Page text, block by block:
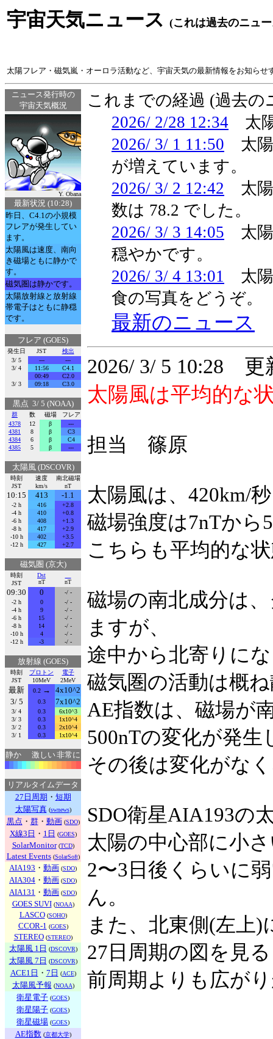
宇宙天気ニュース (これは過去のニュ
太陽フレア・磁気嵐・オーロラ活動など、宇宙天気の最新情報をお知らせ
ニュース発行時の
宇宙天気概況
Y. Obana
最新状況 (10:28)
昨日、C4.1の小規模
フレアが発生してい
ます。
太陽風は速度、南向
き磁場ともに静かで
す。
磁気圏は静かです。
太陽放射線と放射線
帯電子はともに静穏
です。
フレア (GOES)
発生日 JST
検出
3/ 5
---
---
3/ 4
11:56
C4.1
00:49
C2.0
3/ 3
09:18 C3.0
黒点 3/ 5 (NOAA)
群 数 磁場
フレア
4378
12 β
---
4381
8 β
C3
4384
6 β
C4
4385
5 β ---
太陽風 (DSCOVR)
時刻
JST
速度
km/s
南北磁場
nT
10:15 413 -1.1
-2 h 416
+2.8
-4 h
410
+0.8
-6 h
408
+1.3
-8 h
417
+2.9
-10 h
402
+3.5
-12 h
427 +2.7
磁気圏 (京大)
時刻
JST
Dst
nT
nT
09:30 0
-/ -
-2 h
0
-/ -
-4 h
9
-/ -
-6 h
15
-/ -
-8 h
14
-/ -
-10 h
4
-/ -
-12 h
-3 -/ -
放射線 (GOES)
時刻
JST
プロトン
10MeV
電子
2MeV
最新 0.2→
4x10^2
3/ 5
0.3 7x10^2
3/ 4 0.3
6x10^3
3/ 3
0.3
1x10^4
3/ 2
0.3
2x10^4
3/ 1
0.3 1x10^4
静か 激しい非常に
リアルタイムデータ
27日周期 ・ 短期
太陽写真(swnews)
黒点 ・ 群・ 動画 (SDO)
X線3日 ・ 1日 (GOES)
SolarMonitor(TCD)
Latest Events(SolarSoft)
AIA193 ・ 動画 (SDO)
AIA304 ・ 動画 (SDO)
AIA131 ・ 動画 (SDO)
GOES SUVI (NOAA)
LASCO(SOHO)
CCOR-1 (GOES)
STEREO(STEREO)
太陽風 1日 (DSCOVR)
太陽風 7日 (DSCOVR)
ACE1日 ・ 7日 (ACE)
太陽風予報 (NOAA)
衛星電子 (GOES)
衛星陽子 (GOES)
衛星磁場 (GOES)
AE指数(京都大学)
これまでの経過 (過去
2026/ 2/28 12:34 太
2026/ 3/ 1 11:50 太陽
が増えています。
2026/ 3/ 2 12:42 太陽
数は 78.2 でした。
2026/ 3/ 3 14:05 太陽
穏やかです。
2026/ 3/ 4 13:01 太陽
食の写真をどうぞ。
最新のニュース
2026/ 3/ 5 10:28 更
太陽風は平均的な
担当 篠原
太陽風は、420km/
磁場強度は7nTから
こちらも平均的な
磁場の南北成分は
ますが、
途中から北寄りに
磁気圏の活動は概
AE指数は、磁場が
500nTの変化が発
その後は変化がな
SDO衛星AIA193の
太陽の中心部に小
2〜3日後くらいに
ん。
また、北東側(左上
27日周期の図を見
前周期よりも広が